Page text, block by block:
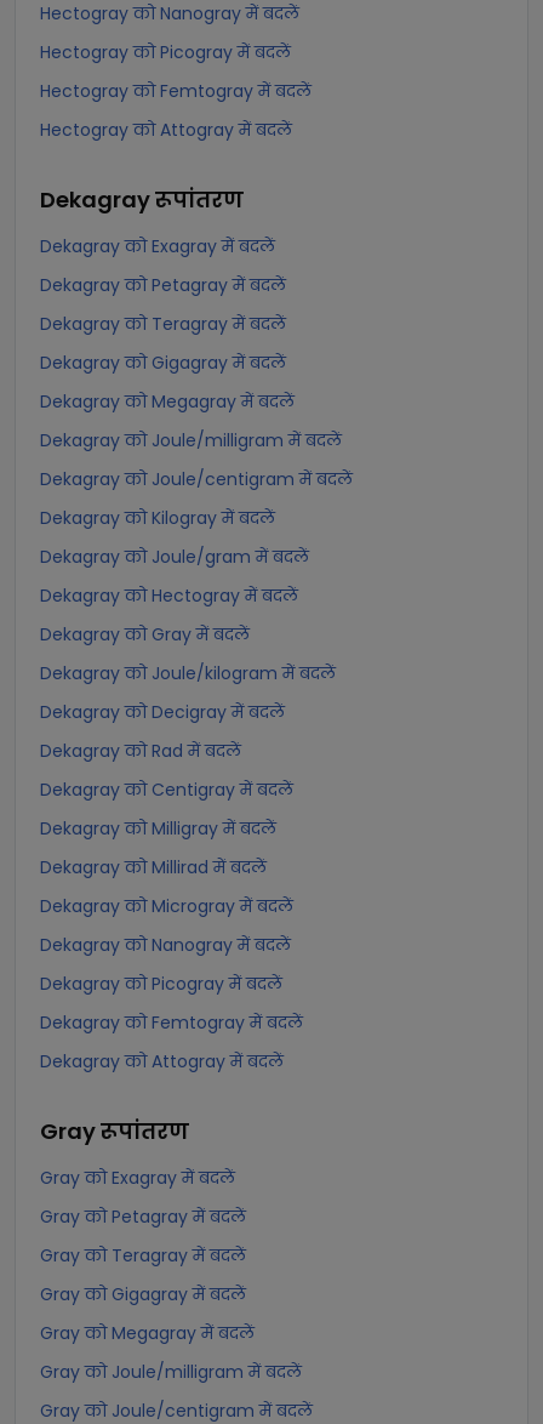
Hectogray को Nanogray में बदलें
Hectogray को Picogray में बदलें
Hectogray को Femtogray में बदलें
Hectogray को Attogray में बदलें
Dekagrayरूपांतरण
Dekagray को Exagray में बदलें
Dekagray को Petagray में बदलें
Dekagray को Teragray में बदलें
Dekagray को Gigagray में बदलें
Dekagray को Megagray में बदलें
Dekagray को Joule/milligram में बदलें
Dekagray को Joule/centigram में बदलें
Dekagray को Kilogray में बदलें
Dekagray को Joule/gram में बदलें
Dekagray को Hectogray में बदलें
Dekagray को Gray में बदलें
Dekagray को Joule/kilogram में बदलें
Dekagray को Decigray में बदलें
Dekagray को Rad में बदलें
Dekagray को Centigray में बदलें
Dekagray को Milligray में बदलें
Dekagray को Millirad में बदलें
Dekagray को Microgray में बदलें
Dekagray को Nanogray में बदलें
Dekagray को Picogray में बदलें
Dekagray को Femtogray में बदलें
Dekagray को Attogray में बदलें
Grayरूपांतरण
Gray को Exagray में बदलें
Gray को Petagray में बदलें
Gray को Teragray में बदलें
Gray को Gigagray में बदलें
Gray को Megagray में बदलें
Gray को Joule/milligram में बदलें
Gray को Joule/centigram में बदलें